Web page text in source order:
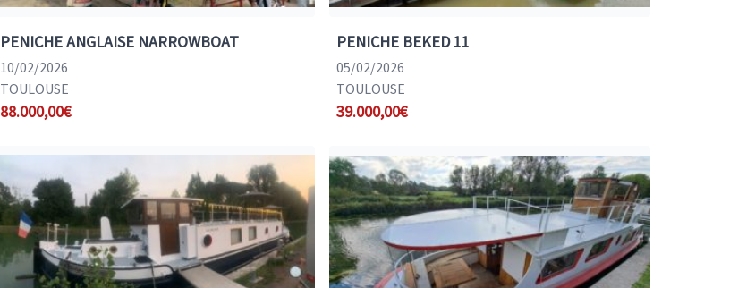
PENICHE ANGLAISE NARROWBOAT
10/02/2026
TOULOUSE
88.000,00€
PENICHE BEKED 11
05/02/2026
TOULOUSE
39.000,00€